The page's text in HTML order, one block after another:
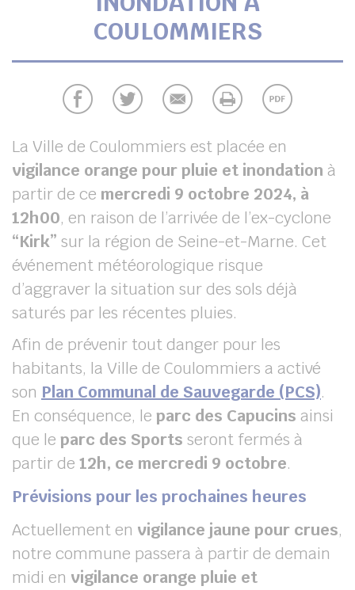
COULOMMIERS
La Ville de Coulommiers est placée en
vigilance orange pour pluie et inondation à
partir de ce mercredi 9 octobre 2024, à
12h00, en raison de l’arrivée de l’ex-cyclone
“Kirk” sur la région de Seine-et-Marne. Cet
événement météorologique risque
d’aggraver la situation sur des sols déjà
saturés par les récentes pluies.
Afin de prévenir tout danger pour les
habitants, la Ville de Coulommiers a activé
son Plan Communal de Sauvegarde (PCS).
En conséquence, le parc des Capucins ainsi
que le parc des Sports seront fermés à
partir de 12h, ce mercredi 9 octobre.
Prévisions pour les prochaines heures
Actuellement en vigilance jaune pour crues,
notre commune passera à partir de demain
midi en vigilance orange pluie et